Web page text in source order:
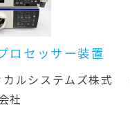
ロセッサー装置
ルシステムズ株式
社